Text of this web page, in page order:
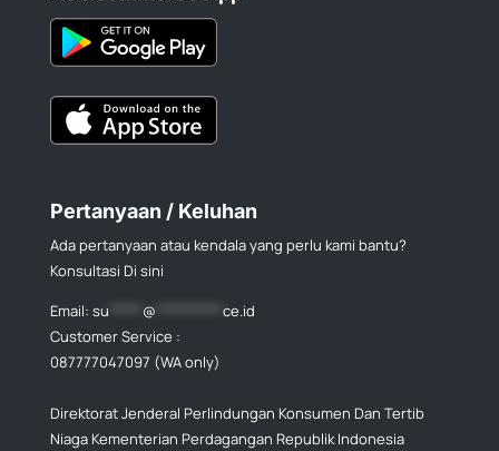
Pertanyaan / Keluhan
Ada pertanyaan atau kendala yang perlu kami bantu?
Konsultasi Di sini
Email: su @
ce.id
Customer Service :
087777047097 (WA only)
Direktorat Jenderal Perlindungan Konsumen Dan Tertib
Niaga Kementerian Perdagangan Republik Indonesia